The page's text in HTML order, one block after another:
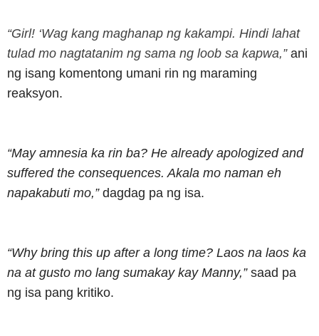
“Girl! ‘Wag kang maghanap ng kakampi. Hindi lahat
tulad mo nagtatanim ng sama ng loob sa kapwa,” ani
ng isang komentong umani rin ng maraming
reaksyon.
“May amnesia ka rin ba? He already apologized and
suffered the consequences. Akala mo naman eh
napakabuti mo,”dagdag pa ng isa.
“Why bring this up after a long time? Laos na laos ka
na at gusto mo lang sumakay kay Manny,”saad pa
ng isa pang kritiko.